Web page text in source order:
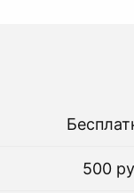
500